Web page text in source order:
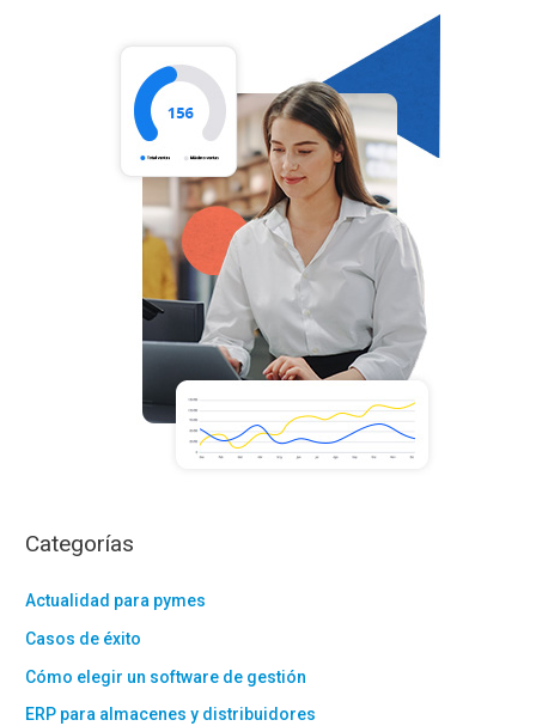
Categorías
Actualidad para pymes
Casos de éxito
Cómo elegir un software de gestión
ERP para almacenes y distribuidores